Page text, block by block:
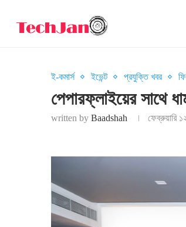
ই-কমার্স ইভেন্ট প্রযুক্তি খবর
পেপারফ্লাইয়ের সাথে
written by Baadshah ফেব্রুয়ারি